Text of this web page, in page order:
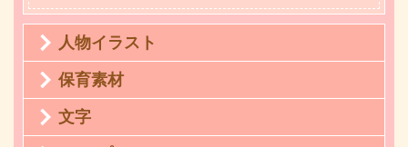
人物イラスト
保育素材
文字